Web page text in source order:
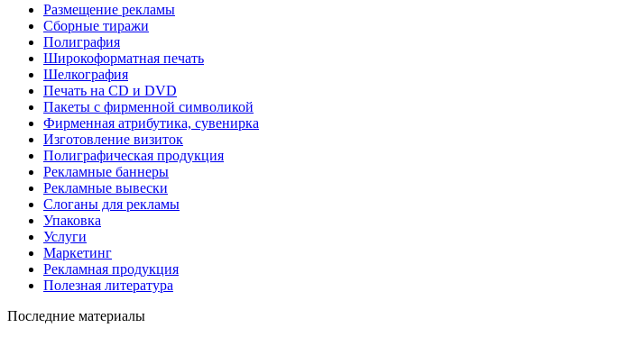
Размещение рекламы
Сборные тиражи
Полиграфия
Широкоформатная печать
Шелкография
Печать на СD и DVD
Пакеты с фирменной символикой
Фирменная атрибутика, сувенирка
Изготовление визиток
Полиграфическая продукция
Рекламные баннеры
Рекламные вывески
Слоганы для рекламы
Упаковка
Услуги
Маркетинг
Рекламная продукция
Полезная литература
Последние материалы